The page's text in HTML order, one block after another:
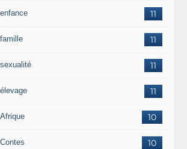
11
enfance
11
famille
11
sexualité
11
élevage
10
Afrique
10
Contes